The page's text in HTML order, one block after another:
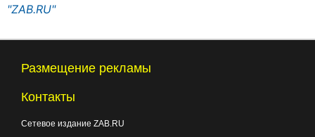
"ZAB.RU"
Размещение рекламы
Контакты
Сетевое издание ZAB.RU